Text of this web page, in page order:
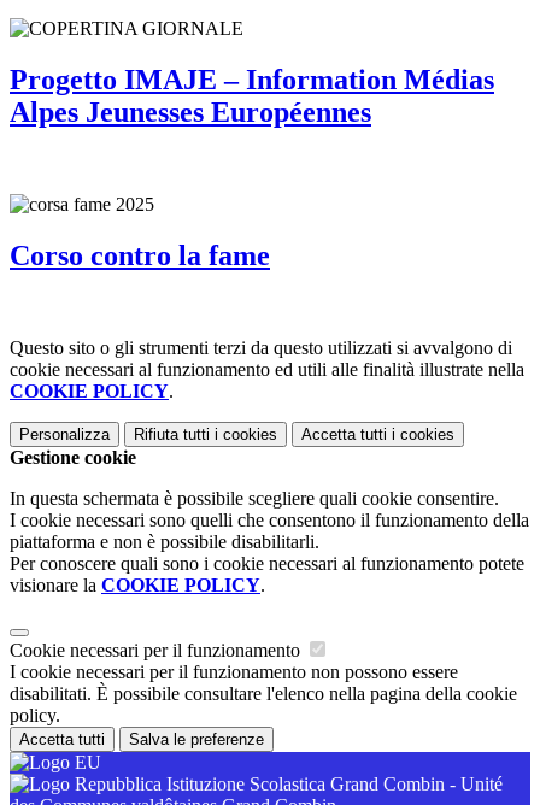
Progetto IMAJE – Information Médias
Alpes Jeunesses Européennes
Corso contro la fame
Questo sito o gli strumenti terzi da questo utilizzati si avvalgono di
cookie necessari al funzionamento ed utili alle finalità illustrate nella
COOKIE POLICY.
Personalizza Rifiuta tutti i cookies Accetta tutti i cookies
Gestione cookie
In questa schermata è possibile scegliere quali cookie consentire.
I cookie necessari sono quelli che consentono il funzionamento della
piattaforma e non è possibile disabilitarli.
Per conoscere quali sono i cookie necessari al funzionamento potete
visionare la COOKIE POLICY.
Cookie necessari per il funzionamento
I cookie necessari per il funzionamento non possono essere
disabilitati. È possibile consultare l'elenco nella pagina della cookie
policy.
Accetta tutti Salva le preferenze
Istituzione Scolastica Grand Combin - Unité